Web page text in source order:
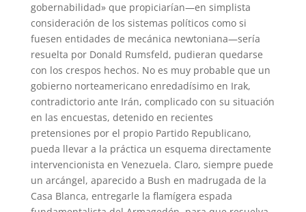
gobernabilidad» que propiciarían—en simplista
consideración de los sistemas políticos como si
fuesen entidades de mecánica newtoniana—sería
resuelta por Donald Rumsfeld, pudieran quedarse
con los crespos hechos. No es muy probable que un
gobierno norteamericano enredadísimo en Irak,
contradictorio ante Irán, complicado con su situación
en las encuestas, detenido en recientes
pretensiones por el propio Partido Republicano,
pueda llevar a la práctica un esquema directamente
intervencionista en Venezuela. Claro, siempre puede
un arcángel, aparecido a Bush en madrugada de la
Casa Blanca, entregarle la flamígera espada